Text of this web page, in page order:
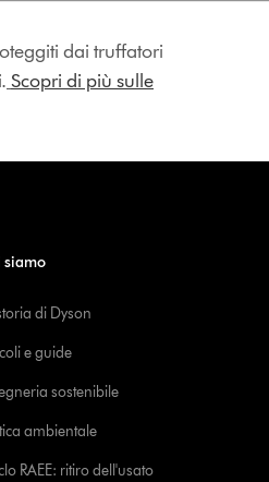
dai truffatori
Scopri di più sulle
siamo
di Dyson
e guide
sostenibile
ambientale
RAEE: ritiro dell'usato